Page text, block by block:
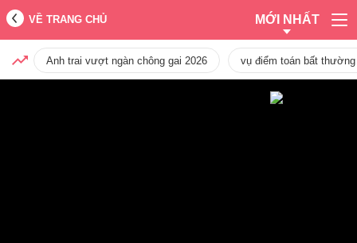
VỀ TRANG CHỦ MỚI NHẤT
Anh trai vượt ngàn chông gai 2026 vụ điểm toán bất